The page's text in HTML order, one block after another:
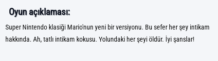
Oyun açıklaması:
Super Nintendo klasiği Mario'nun yeni bir versiyonu. Bu sefer her şey intikam
hakkında. Ah, tatlı intikam kokusu. Yolundaki her şeyi öldür. İyi şanslar!